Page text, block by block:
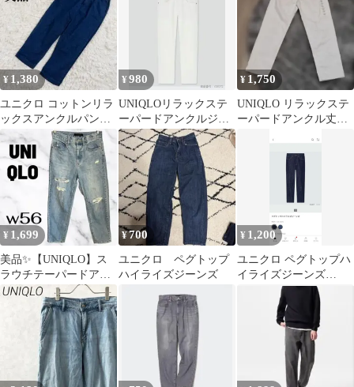
¥ 1,380
ユニクロ コットンリラ
ックスアンクルパンツ
デニム カジュアル ブル
ー Y53
¥980
UNIQLOリラックステ
ーパードアンクルジー
ンズ
¥ 1,750
UNIQLO リラックステ
ーパードアンクル丈ジ
¥ 1,699
美品✨【UNIQLO】ス
ラウチテーパードアン
クルジーンズ リラッ
クステーパード
¥700
ユニクロ ペグトップ
ハイライズジーンズ
¥ 1,200
ユニクロ ペグトップハ
イライズジーンズ